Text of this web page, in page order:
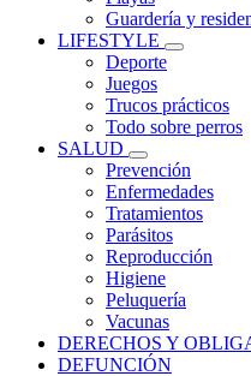
Guardería y
LIFESTYLE
Deporte
Juegos
Trucos prácticos
Todo sobre perros
SALUD
Prevención
Enfermedades
Tratamientos
Parásitos
Reproducción
Higiene
Peluquería
Vacunas
DERECHOS Y
DEFUNCIÓN